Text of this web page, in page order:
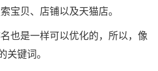
宝贝、店铺以及天猫店。
是一样可以优化的，所以，像
键词。